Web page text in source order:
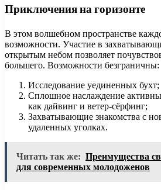
Приключения на горизонте
В этом волшебном пространстве
возможности. Участие в
открытым небом позволяет
большего. Возможности безграничны:
Исследование уединенных бухт;
Сплошное наслаждение
как дайвинг и ветер-сёрфинг;
Захватывающие знакомства с
удаленных уголках.
Читать так же: Преимущества
для современных молодоженов